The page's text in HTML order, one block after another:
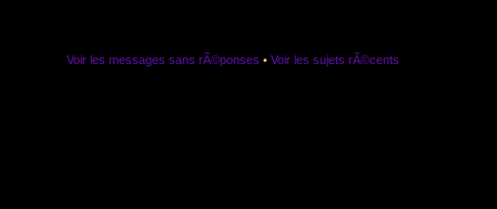
Voir les messages sans rÃ©ponses • Voir les sujets rÃ©cents